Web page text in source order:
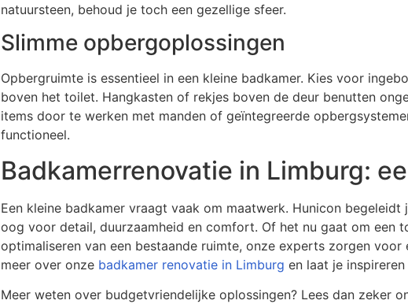
natuursteen, behoud je toch een gezellige sfeer.
Slimme opbergoplossingen
Opbergruimte is essentieel in een kleine badkamer. Kies voor
boven het toilet. Hangkasten of rekjes boven de deur benutten
items door te werken met manden of geïntegreerde
functioneel.
Badkamerrenovatie in Limburg:
Een kleine badkamer vraagt vaak om maatwerk. Hunicon
oog voor detail, duurzaamheid en comfort. Of het nu gaat om een
optimaliseren van een bestaande ruimte, onze experts zorgen
meer over onze badkamer renovatie in Limburg en laat je
Meer weten over budgetvriendelijke oplossingen? Lees dan zeker